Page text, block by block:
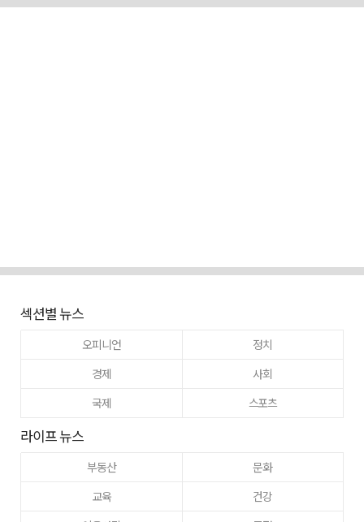
섹션별 뉴스
오피니언
정치
경제
사회
국제
스포츠
라이프 뉴스
부동산
문화
교육
건강